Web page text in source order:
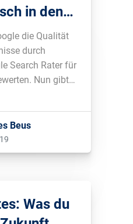
in den
die Qualität
durch
Search Rater für
Nun gibt
Einfluss auf die
Beus
Was du